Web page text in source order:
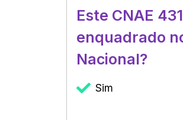
Este CNAE
enquadrado
Nacional?
Sim